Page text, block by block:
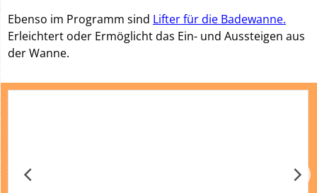
Ebenso im Programm sind Lifter für die Badewanne.
Erleichtert oder Ermöglicht das Ein- und Aussteigen aus
der Wanne.